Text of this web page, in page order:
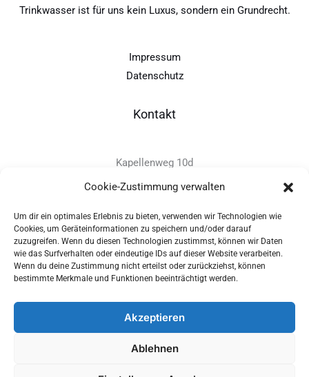
Cookie-Zustimmung verwalten
Um dir ein optimales Erlebnis zu bieten, verwenden wir Technologien wie
Cookies, um Geräteinformationen zu speichern und/oder darauf
zuzugreifen. Wenn du diesen Technologien zustimmst, können wir Daten
wie das Surfverhalten oder eindeutige IDs auf dieser Website verarbeiten.
Wenn du deine Zustimmung nicht erteilst oder zurückziehst, können
bestimmte Merkmale und Funktionen beeinträchtigt werden.
Akzeptieren
Ablehnen
Trinkwasser ist für uns kein Luxus, sondern ein Grundrecht.
Impressum
Datenschutz
Kontakt
Kapellenweg 10d
D-94575 Windorf
+49 - (0)8546 - 97 39 0
info@provitec.de
www.provitec.com
Copyright © 2026 PROVITEC Trinkwassersysteme e.K | Alle
Rechte vorbehalten |Impressum